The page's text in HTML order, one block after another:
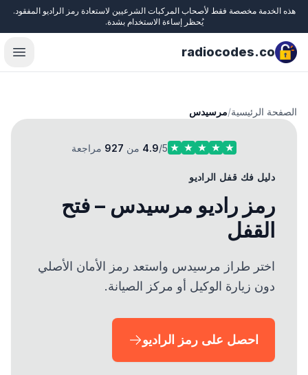
هذه الخدمة مخصصة فقط لأصحاب المركبات الشرعيين لاستعادة رمز الراديو المفقود.
يُحظر إساءة الاستخدام بشدة.
radiocodes.co
الصفحة الرئيسية/مرسيدس
4.9/5 من 927 مراجعة
دليل فك قفل الراديو
رمز راديو مرسيدس – فتح
القفل
اختر طراز مرسيدس واستعد رمز الأمان الأصلي
دون زيارة الوكيل أو مركز الصيانة.
احصل على رمز الراديو